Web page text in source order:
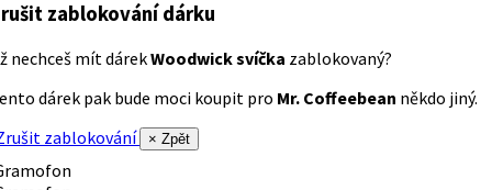
zablokování dárku
nechceš mít dárekWoodwick svíčka zablokovaný?
dárek pak bude moci koupit pro Mr. Coffeebean někdo jiný.
zablokování
× Zpět